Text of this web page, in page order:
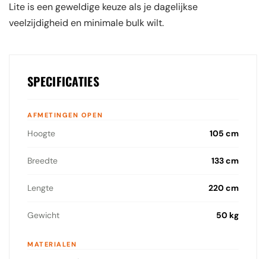
Lite is een geweldige keuze als je dagelijkse
veelzijdigheid en minimale bulk wilt.
SPECIFICATIES
AFMETINGEN OPEN
Hoogte 105 cm
Breedte 133 cm
Lengte 220 cm
Gewicht 50 kg
MATERIALEN